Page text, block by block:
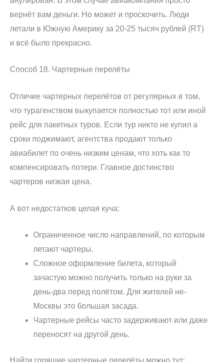
вернёт вам деньги. Но может и проскочить. Люди
летали в Южную Америку за 20-25 тысяч рублей (RT)
и всё было прекрасно.
Способ 18. Чартерные перелёты
Отличие чартерных перелётов от регулярных в том,
что турагенством выкупается полностью тот или иной
рейс для пакетных туров. Если тур никто не купил а
сроки поджимают, агентства продают только
авиабилет по очень низким ценам, что хоть как то
компенсировать потери. Главное достинство
чартеров низкая цена.
А вот недостатков целая куча:
Ограниченное число направлений, по которым
летают чартеры.
Сложное оформление билета, который
зачастую можно получить только на руки за
день-два перед полётом. Для жителей не-
Москвы это большая засада.
Чартерные рейсы часто задерживают или даже
переносят на другой день.